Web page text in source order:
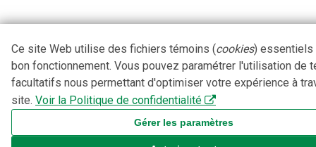
Ce site Web utilise des fichiers témoins (cookies) essentiels
bon fonctionnement. Vous pouvez paramétrer l'utilisation de
facultatifs nous permettant d'optimiser votre expérience à
site. Voir la Politique de confidentialité
Gérer les paramètres